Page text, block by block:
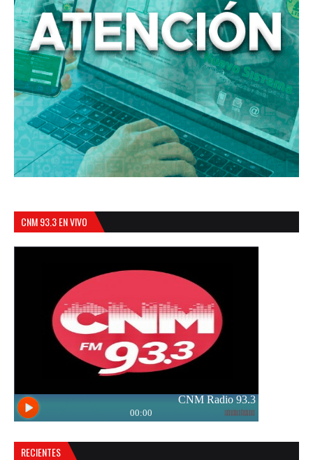
CNM 93.3 EN VIVO
RECIENTES